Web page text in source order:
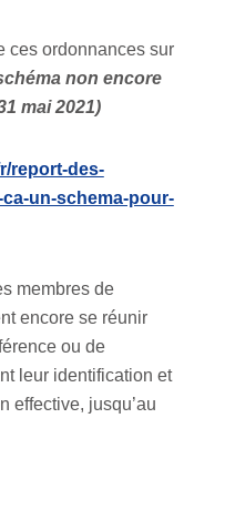
ces ordonnances sur
non encore
mai 2021)
report-des-
un-schema-pour-
membres de
encore se réunir
ou de
leur identification et
effective, jusqu’au